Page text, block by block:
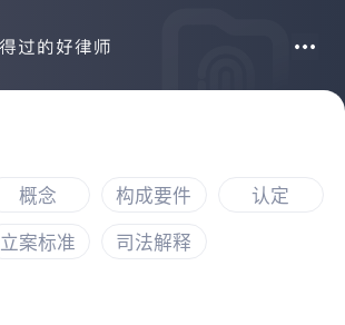
概念 构成要件
认定
立案标准 司法解释